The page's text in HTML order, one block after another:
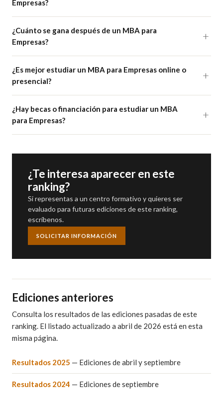
Empresas?
¿Cuánto se gana después de un MBA para
Empresas?
¿Es mejor estudiar un MBA para Empresas online o
presencial?
¿Hay becas o financiación para estudiar un MBA
para Empresas?
¿Te interesa aparecer en este
ranking?
Si representas a un centro formativo y quieres ser
evaluado para futuras ediciones de este ranking,
escríbenos.
SOLICITAR INFORMACIÓN
Ediciones anteriores
Consulta los resultados de las ediciones pasadas de este
ranking. El listado actualizado a abril de 2026 está en esta
misma página.
Resultados 2025 — Ediciones de abril y septiembre
Resultados 2024 — Ediciones de septiembre